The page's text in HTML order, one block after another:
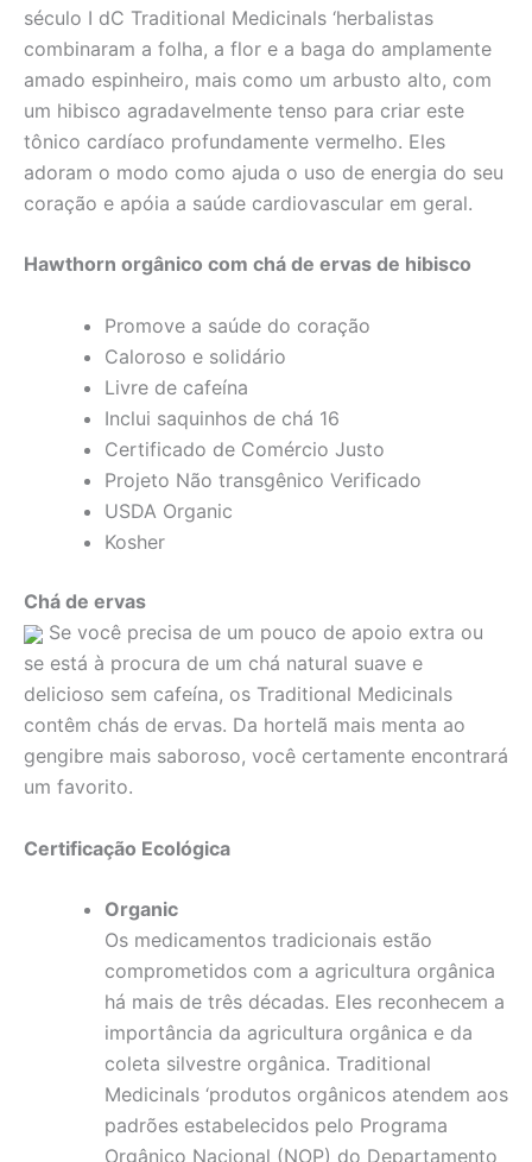
século I dC Traditional Medicinals ‘herbalistas
combinaram a folha, a flor e a baga do amplamente
amado espinheiro, mais como um arbusto alto, com
um hibisco agradavelmente tenso para criar este
tônico cardíaco profundamente vermelho. Eles
adoram o modo como ajuda o uso de energia do seu
coração e apóia a saúde cardiovascular em geral.
Hawthorn orgânico com chá de ervas de hibisco
Promove a saúde do coração
Caloroso e solidário
Livre de cafeína
Inclui saquinhos de chá 16
Certificado de Comércio Justo
Projeto Não transgênico Verificado
USDA Organic
Kosher
Chá de ervas
Se você precisa de um pouco de apoio extra ou
se está à procura de um chá natural suave e
delicioso sem cafeína, os Traditional Medicinals
contêm chás de ervas. Da hortelã mais menta ao
gengibre mais saboroso, você certamente encontrará
um favorito.
Certificação Ecológica
Organic
Os medicamentos tradicionais estão
comprometidos com a agricultura orgânica
há mais de três décadas. Eles reconhecem a
importância da agricultura orgânica e da
coleta silvestre orgânica. Traditional
Medicinals ‘produtos orgânicos atendem aos
padrões estabelecidos pelo Programa
Orgânico Nacional (NOP) do Departamento